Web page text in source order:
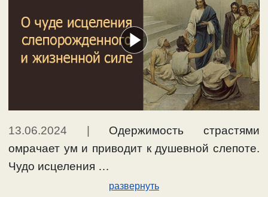
13.06.2024 | Одержимость страстями
омрачает ум и приводит к душевной слепоте.
Чудо исцеления …
развернуть